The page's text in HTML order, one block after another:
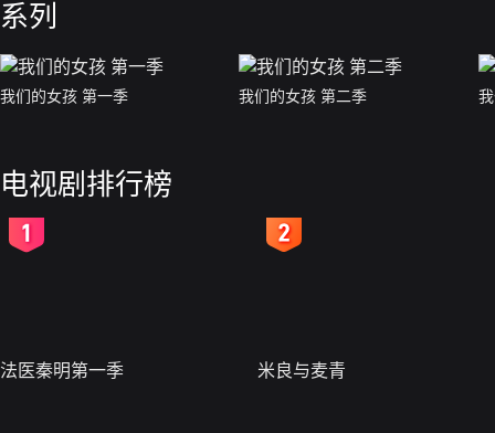
系列
我们的女孩 第一季 我们的女孩 第二季
电视剧排行榜
法医秦明第一季 米良与麦青